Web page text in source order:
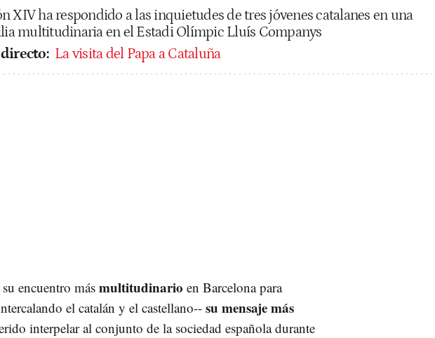
XIV ha respondido a las inquietudes de tres jóvenes catalanes en una
multitudinaria en el Estadi Olímpic Lluís Companys
La visita del Papa a Cataluña
encuentro másmultitudinario en Barcelona para
el catalán y el castellano-- su mensaje más
interpelar al conjunto de la sociedad española durante